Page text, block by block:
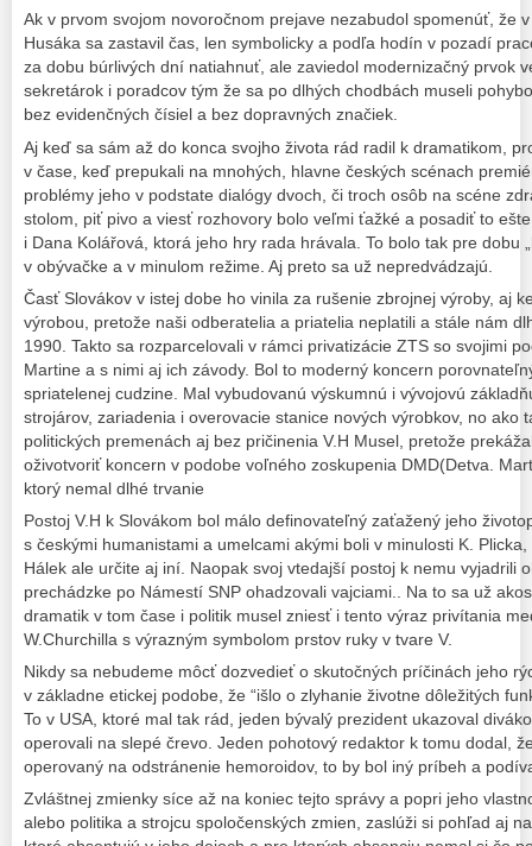
Ak v prvom svojom novoročnom prejave nezabudol spomenúť, že
Husáka sa zastavil čas, len symbolicky a podľa hodín v pozadí
za dobu búrlivých dní natiahnuť, ale zaviedol modernizačný prvok
sekretárok i poradcov tým že sa po dlhých chodbách museli
bez evidenčných čísiel a bez dopravných značiek.
Aj keď sa sám až do konca svojho života rád radil k dramatikom,
v čase, keď prepukali na mnohých, hlavne českých scénach
problémy jeho v podstate dialógy dvoch, či troch osôb na scéne
stolom, piť pivo a viesť rozhovory bolo veľmi ťažké a posadiť to
i Dana Kolářová, ktorá jeho hry rada hrávala. To bolo tak pre dobu
v obývačke a v minulom režime. Aj preto sa už nepredvádzajú.
Časť Slovákov v istej dobe ho vinila za rušenie zbrojnej výroby, aj
výrobou, pretože naši odberatelia a priatelia neplatili a stále nám
1990. Takto sa rozparcelovali v rámci privatizácie ZTS so svojimi
Martine a s nimi aj ich závody. Bol to moderný koncern
spriatelenej cudzine. Mal vybudovanú výskumnú i vývojovú
strojárov, zariadenia i overovacie stanice nových výrobkov, no ako
politických premenách aj bez pričinenia V.H Musel, pretože
oživotvoriť koncern v podobe voľného zoskupenia DMD(Detva.
ktorý nemal dlhé trvanie
Postoj V.H k Slovákom bol málo definovateľný zaťažený jeho
s českými humanistami a umelcami akými boli v minulosti K.
Hálek ale určite aj iní. Naopak svoj vtedajší postoj k nemu vyjadrili
prechádzke po Námestí SNP ohadzovali vajciami.. Na to sa už
dramatik v tom čase i politik musel zniesť i tento výraz privítania
W.Churchilla s výrazným symbolom prstov ruky v tvare V.
Nikdy sa nebudeme môcť dozvedieť o skutočných príčinách jeho
v základne etickej podobe, že “išlo o zlyhanie životne dôležitých
To v USA, ktoré mal tak rád, jeden bývalý prezident ukazoval
operovali na slepé črevo. Jeden pohotový redaktor k tomu dodal,
operovaný na odstránenie hemoroidov, to by bol iný príbeh a
Zvláštnej zmienky síce až na koniec tejto správy a popri jeho
alebo politika a strojcu spoločenských zmien, zaslúži si pohľad aj